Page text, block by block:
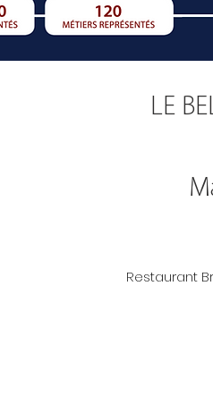
LE
Restaurant